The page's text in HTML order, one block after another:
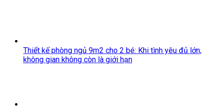
Thiết kế phòng ngủ 9m2 cho 2 bé: Khi tình yêu đủ lớn,
không gian không còn là giới hạn